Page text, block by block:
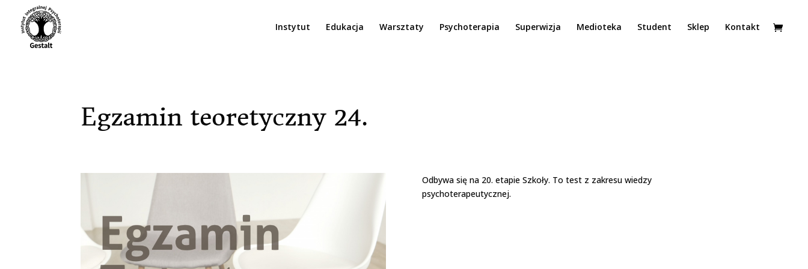
Instytut Edukacja Warsztaty Psychoterapia Superwizja Medioteka Student Sklep Kontakt
Egzamin teoretyczny 24.
Odbywa się na 20. etapie Szkoły. To test z zakresu wiedzy
psychoterapeutycznej.